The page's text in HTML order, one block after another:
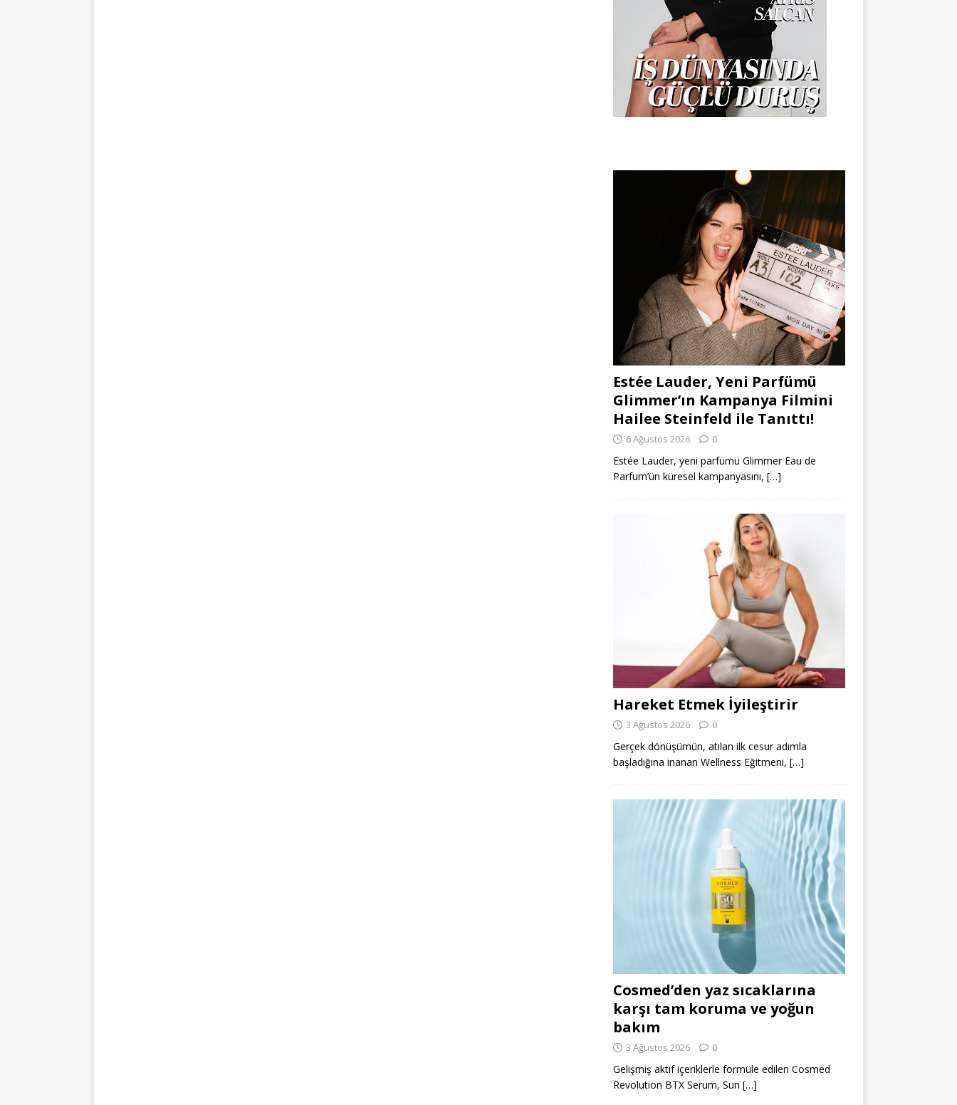
Estée Lauder, Yeni Parfümü
Glimmer’ın Kampanya Filmini
Hailee Steinfeld ile Tanıttı!
6 Ağustos 2026 0
Estée Lauder, yeni parfümü Glimmer Eau de
Parfum’ün küresel kampanyasını, […]
Hareket Etmek İyileştirir
3 Ağustos 2026 0
Gerçek dönüşümün, atılan ilk cesur adımla
başladığına inanan Wellness Eğitmeni, […]
Cosmed’den yaz sıcaklarına
karşı tam koruma ve yoğun
bakım
3 Ağustos 2026 0
Gelişmiş aktif içeriklerle formüle edilen Cosmed
Revolution BTX Serum, Sun […]